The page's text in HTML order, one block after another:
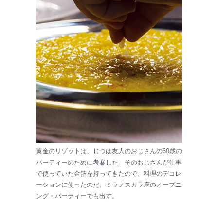
黄金のリゾットは、じつは友人のおじさんの60歳の
パーティーのために考案した。そのおじさんが仕事
で使っていた金箔を持ってきたので、料理のデコレ
ーションに使ったのだ。ミラノスカラ座のオープニ
ング・パーティーでも出す。